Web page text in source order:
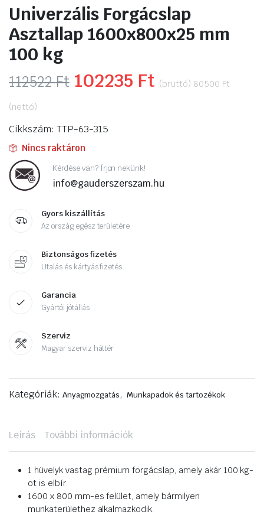
Univerzális Forgácslap
Asztallap 1600x800x25 mm
100 kg
112522Ft Original
was:
112522 Ft.
102235 Ft Current
(bruttó) 80500 Ft
(nettó)
Cikkszám: TTP-63-315
Nincs raktáron
Kérdése van? Írjon nekünk!
info@gauderszerszam.hu
Gyors kiszállítás
Az ország egész területére
Biztonságos fizetés
Utalás és kártyás fizetés.
Garancia
Gyártói jótállás
Szerviz
Magyar szerviz háttér
Kategóriák: Anyagmozgatás, Munkapadok és tartozékok
Leírás További információk
1 hüvelyk vastag prémium forgácslap, amely akár 100 kg-
ot is elbír.
1600 x 800 mm-es felület, amely bármilyen
munkaterülethez alkalmazkodik.